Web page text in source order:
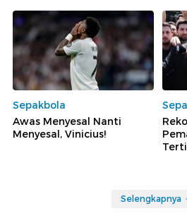
Sepakbola
Awas Menyesal Nanti
Menyesal, Vinicius!
Selengkapnya